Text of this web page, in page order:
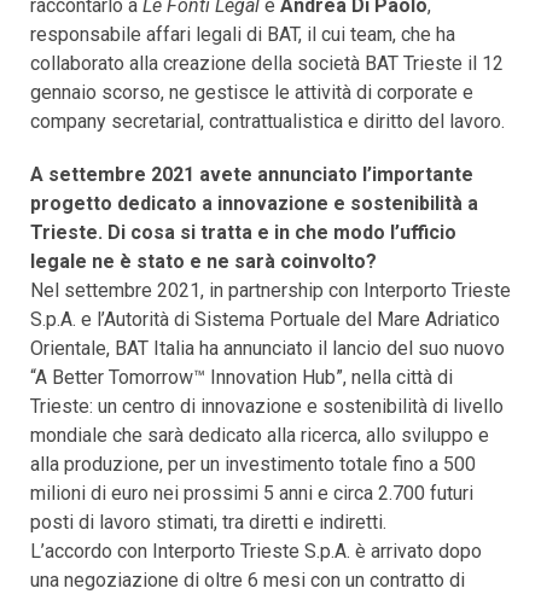
raccontarlo a Le Fonti Legal è Andrea Di Paolo,
responsabile affari legali di BAT, il cui team, che ha
collaborato alla creazione della società BAT Trieste il 12
gennaio scorso, ne gestisce le attività di corporate e
company secretarial, contrattualistica e diritto del lavoro.
A settembre 2021 avete annunciato l’importante
progetto dedicato a innovazione e sostenibilità a
Trieste. Di cosa si tratta e in che modo l’ufficio
legale ne è stato e ne sarà coinvolto?
Nel settembre 2021, in partnership con Interporto Trieste
S.p.A. e l’Autorità di Sistema Portuale del Mare Adriatico
Orientale, BAT Italia ha annunciato il lancio del suo nuovo
“A Better Tomorrow™ Innovation Hub”, nella città di
Trieste: un centro di innovazione e sostenibilità di livello
mondiale che sarà dedicato alla ricerca, allo sviluppo e
alla produzione, per un investimento totale fino a 500
milioni di euro nei prossimi 5 anni e circa 2.700 futuri
posti di lavoro stimati, tra diretti e indiretti.
L’accordo con Interporto Trieste S.p.A. è arrivato dopo
una negoziazione di oltre 6 mesi con un contratto di